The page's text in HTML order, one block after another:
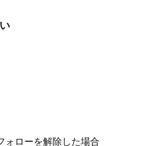
ローを解除した場合